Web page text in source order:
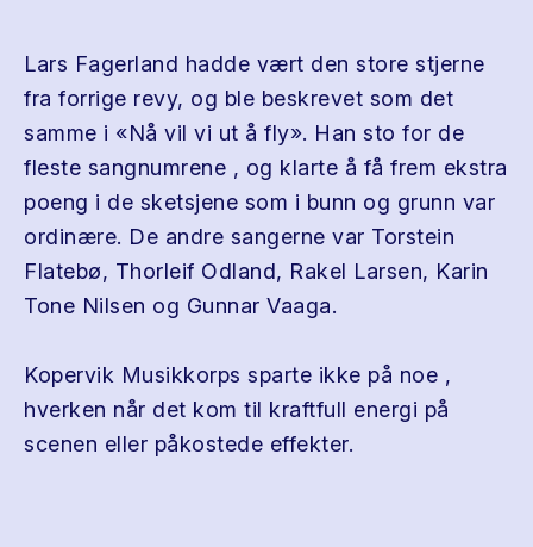
Lars Fagerland hadde vært den store stjerne
fra forrige revy, og ble beskrevet som det
samme i «Nå vil vi ut å fly». Han sto for de
fleste sangnumrene , og klarte å få frem ekstra
poeng i de sketsjene som i bunn og grunn var
ordinære. De andre sangerne var Torstein
Flatebø, Thorleif Odland, Rakel Larsen, Karin
Tone Nilsen og Gunnar Vaaga.
Kopervik Musikkorps sparte ikke på noe ,
hverken når det kom til kraftfull energi på
scenen eller påkostede effekter.